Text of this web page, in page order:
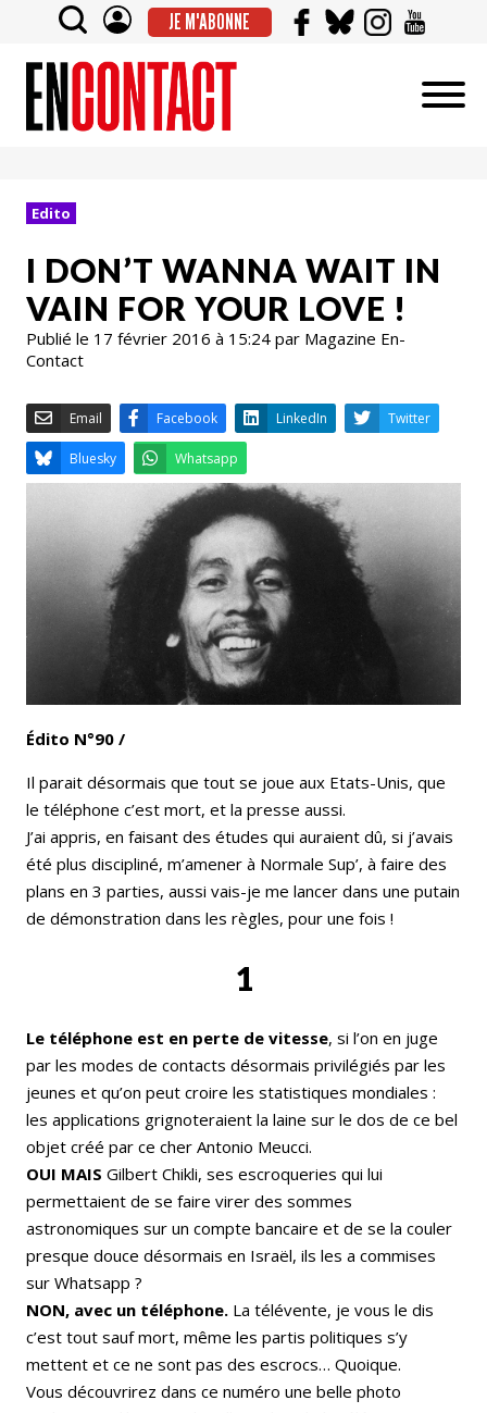
JE M'ABONNE
Edito
I DON’T WANNA WAIT IN
VAIN FOR YOUR LOVE !
Publié le 17 février 2016 à 15:24 par Magazine En-
Contact
Facebook LinkedIn
Bluesky Whatsapp
Édito N°90 /
Il parait désormais que tout se joue aux Etats-Unis, que
le téléphone c’est mort, et la presse aussi.
J’ai appris, en faisant des études qui auraient dû, si j’avais
été plus discipliné, m’amener à Normale Sup’, à faire des
plans en 3 parties, aussi vais-je me lancer dans une putain
de démonstration dans les règles, pour une fois !
1
Le téléphone est en perte de vitesse, si l’on en juge
par les modes de contacts désormais privilégiés par les
jeunes et qu’on peut croire les statistiques mondiales :
les applications grignoteraient la laine sur le dos de ce bel
objet créé par ce cher Antonio Meucci.
OUI MAIS Gilbert Chikli, ses escroqueries qui lui
permettaient de se faire virer des sommes
astronomiques sur un compte bancaire et de se la couler
presque douce désormais en Israël, ils les a commises
sur Whatsapp ?
NON, avec un téléphone. La télévente, je vous le dis
c’est tout sauf mort, même les partis politiques s’y
mettent et ce ne sont pas des escrocs… Quoique.
Vous découvrirez dans ce numéro une belle photo